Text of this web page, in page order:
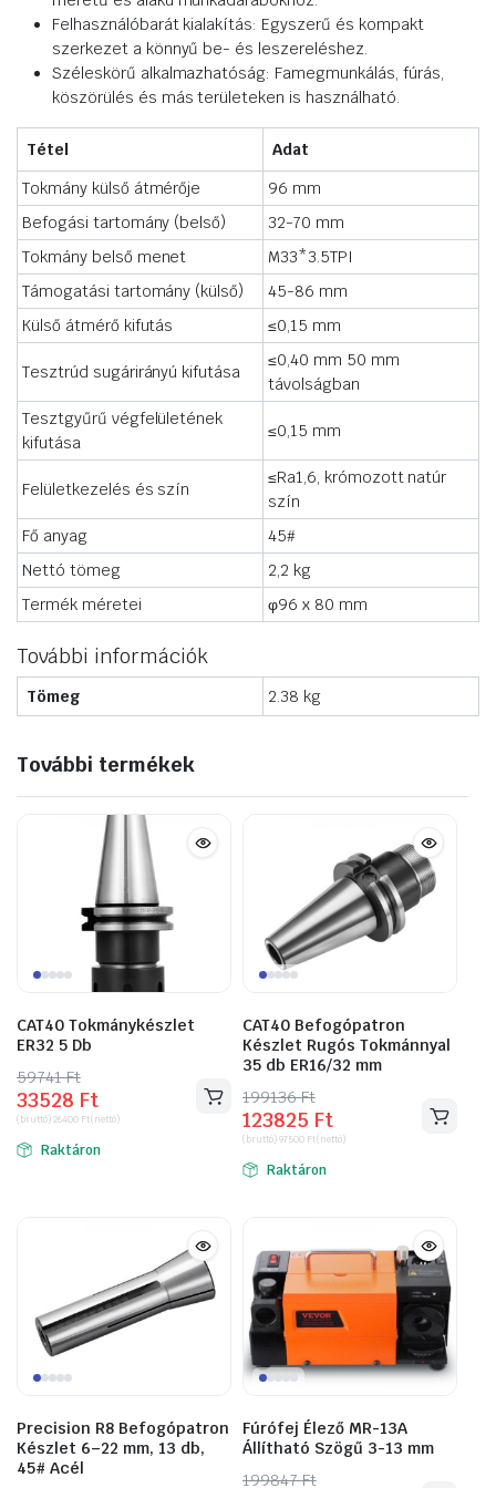
Felhasználóbarát kialakítás: Egyszerű és kompakt
szerkezet a könnyű be- és leszereléshez.
Széleskörű alkalmazhatóság: Famegmunkálás, fúrás,
köszörülés és más területeken is használható.
Tétel
Adat
Tokmány külső átmérője
96 mm
Befogási tartomány (belső)
32-70 mm
Tokmány belső menet
M33*3.5TPI
Támogatási tartomány (külső)
45-86 mm
Külső átmérő kifutás
≤0,15 mm
Tesztrúd sugárirányú kifutása
≤0,40 mm 50 mm
távolságban
Tesztgyűrű végfelületének
kifutása
≤0,15 mm
Felületkezelés és szín
≤Ra1,6, krómozott natúr
szín
Fő anyag
45#
Nettó tömeg
2,2 kg
Termék méretei
φ96 x 80 mm
További információk
Tömeg 2.38 kg
További termékek
CAT40 Tokmánykészlet
ER32 5 Db
59741Ft
Original
price
was:
59741 Ft.
33528 Ft
Current
price
is:
33528 Ft.
(bruttó)26400 Ft(nettó)
Raktáron
CAT40 Befogópatron
Készlet Rugós Tokmánnyal
35 db ER16/32 mm
199136Ft
Original
price
was:
199136 Ft.
123825 Ft
Current
price
is:
123825 Ft.
(bruttó)97500 Ft(nettó)
Raktáron
Precision R8 Befogópatron
Készlet 6–22 mm, 13 db,
45# Acél
Fúrófej Élező MR-13A
Állítható Szögű 3-13 mm
199847Ft
Original
Current